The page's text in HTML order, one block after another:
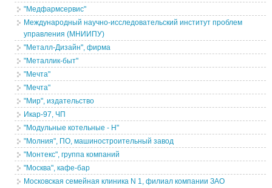
"Медфармсервис"
Международный научно-исследовательский институт проблем
управления (МНИИПУ)
"Металл-Дизайн", фирма
"Металлик-быт"
"Мечта"
"Мечта"
"Мир", издательство
Икар-97, ЧП
"Модульные котельные - Н"
"Молния", ПО, машиностроительный завод
"Монтекс", группа компаний
"Москва", кафе-бар
Московская семейная клиника N 1, филиал компании ЗАО